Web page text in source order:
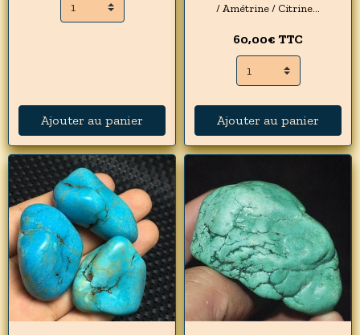
Ajouter au panier
/ Amétrine / Citrine...
60,00€ TTC
Ajouter au panier